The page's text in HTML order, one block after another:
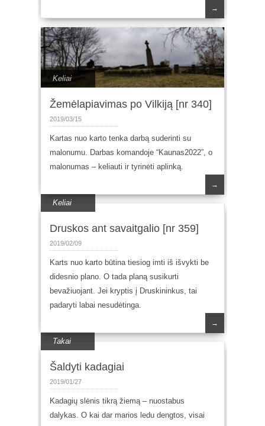
→
Keliai
Žemėlapiavimas po Vilkiją [nr 340]
2019/03/15
Kartas nuo karto tenka darbą suderinti su
malonumu. Darbas komandoje “Kaunas2022”, o
malonumas – keliauti ir tyrinėti aplinką.
→
Keliai
Druskos ant savaitgalio [nr 359]
2019/02/09
Karts nuo karto būtina tiesiog imti iš išvykti be
didesnio plano. O tada planą susikurti
bevažiuojant. Jei kryptis į Druskininkus, tai
padaryti labai nesudėtinga.
→
Takai
Šaldyti kadagiai
2019/01/27
Kadagių slėnis tikrą žiemą – nuostabus
dalykas. O kai dar marios ledu dengtos, visai